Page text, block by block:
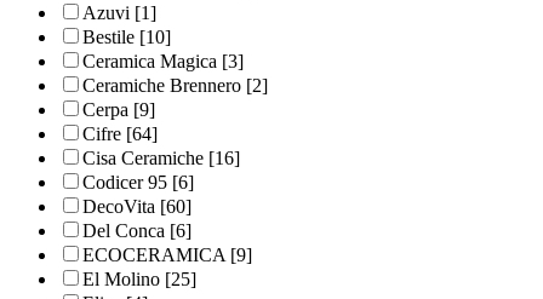
Azuvi [1]
Bestile [10]
Ceramica Magica [3]
Ceramiche Brennero [2]
Cerpa [9]
Cifre [64]
Cisa Ceramiche [16]
Codicer 95 [6]
DecoVita [60]
Del Conca [6]
ECOCERAMICA[9]
El Molino [25]